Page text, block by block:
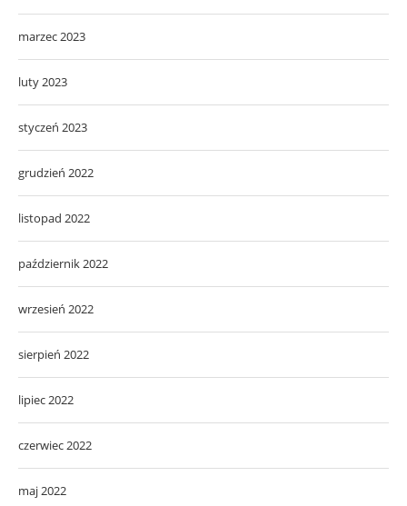
marzec 2023
luty 2023
styczeń 2023
grudzień 2022
listopad 2022
październik 2022
wrzesień 2022
sierpień 2022
lipiec 2022
czerwiec 2022
maj 2022